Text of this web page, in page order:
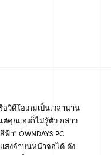
วิดีโอเกมเป็นเวลานาน
คุณเองก็ไม่รู้ตัว กล่าว
า" OWNDAYS PC
สงจ้าบนหน้าจอได้ ดัง